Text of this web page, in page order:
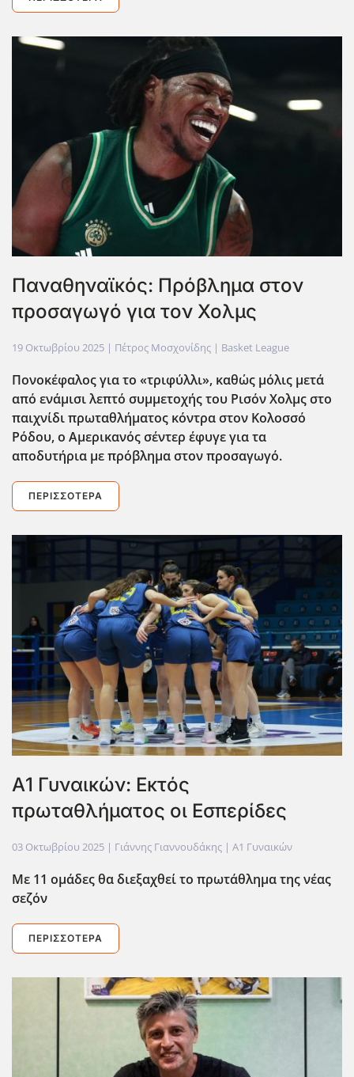
Παναθηναϊκός: Πρόβλημα στον
προσαγωγό για τον Χολμς
19 Οκτωβρίου 2025 | Πέτρος Μοσχονίδης | Basket League
Πονοκέφαλος για το «τριφύλλι», καθώς μόλις μετά
από ενάμισι λεπτό συμμετοχής του Ρισόν Χολμς στο
παιχνίδι πρωταθλήματος κόντρα στον Κολοσσό
Ρόδου, ο Αμερικανός σέντερ έφυγε για τα
αποδυτήρια με πρόβλημα στον προσαγωγό.
ΠΕΡΙΣΣΌΤΕΡΑ
Α1 Γυναικών: Εκτός
πρωταθλήματος οι Εσπερίδες
03 Οκτωβρίου 2025 | Γιάννης Γιαννουδάκης | Α1 Γυναικών
Με 11 ομάδες θα διεξαχθεί το πρωτάθλημα της νέας
σεζόν
ΠΕΡΙΣΣΌΤΕΡΑ